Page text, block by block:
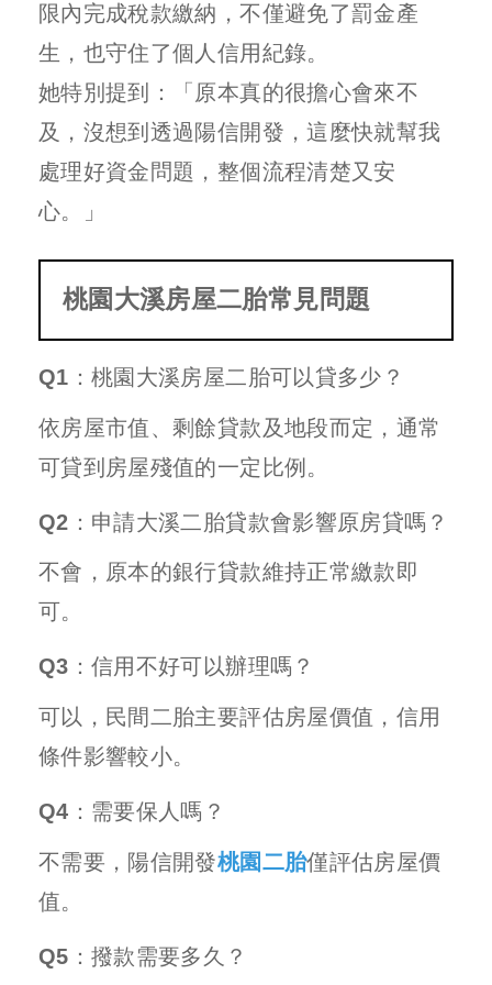
限內完成稅款繳納，不僅避免了罰金產
生，也守住了個人信用紀錄。
她特別提到：「原本真的很擔心會來不
及，沒想到透過陽信開發，這麼快就幫我
處理好資金問題，整個流程清楚又安
心。」
桃園大溪房屋二胎常見問題
Q1：桃園大溪房屋二胎可以貸多少？
依房屋市值、剩餘貸款及地段而定，通常
可貸到房屋殘值的一定比例。
Q2：申請大溪二胎貸款會影響原房貸嗎？
不會，原本的銀行貸款維持正常繳款即
可。
Q3：信用不好可以辦理嗎？
可以，民間二胎主要評估房屋價值，信用
條件影響較小。
Q4：需要保人嗎？
不需要，陽信開發桃園二胎僅評估房屋價
值。
Q5：撥款需要多久？